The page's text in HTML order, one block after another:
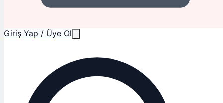
Giriş Yap / Üye Ol